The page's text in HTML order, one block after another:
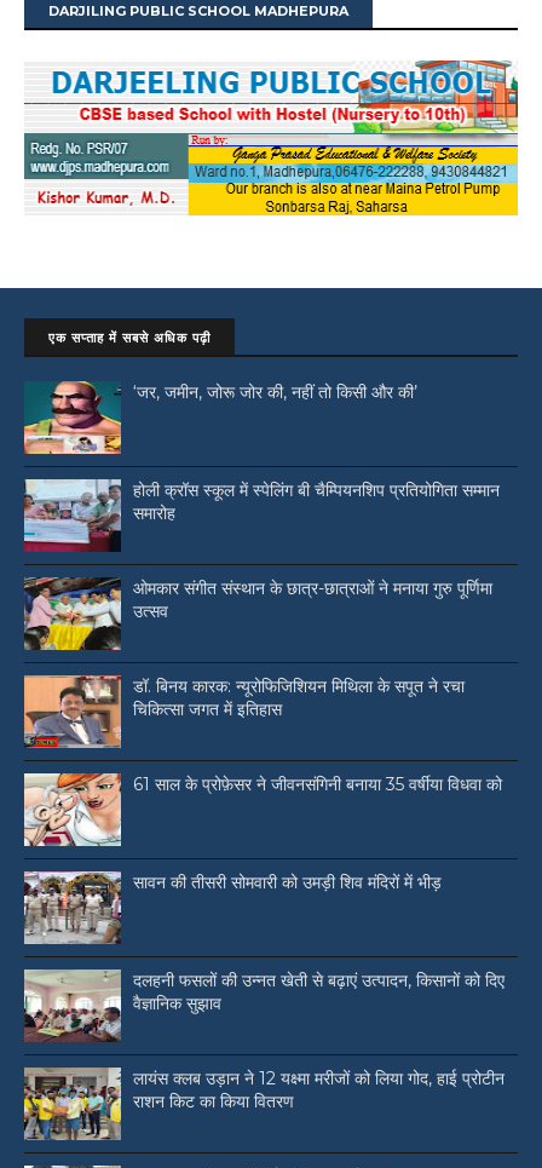
DARJILING PUBLIC SCHOOL MADHEPURA
एक सप्ताह में सबसे अधिक पढ़ी
‘जर, जमीन, जोरू जोर की, नहीं तो किसी और की’
होली क्रॉस स्कूल में स्पेलिंग बी चैम्पियनशिप प्रतियोगिता सम्मान
समारोह
ओमकार संगीत संस्थान के छात्र-छात्राओं ने मनाया गुरु पूर्णिमा
उत्सव
डॉ. बिनय कारक: न्यूरोफिजिशियन मिथिला के सपूत ने रचा
चिकित्सा जगत में इतिहास
61 साल के प्रोफ़ेसर ने जीवनसंगिनी बनाया 35 वर्षीया विधवा को
सावन की तीसरी सोमवारी को उमड़ी शिव मंदिरों में भीड़
दलहनी फसलों की उन्नत खेती से बढ़ाएं उत्पादन, किसानों को दिए
वैज्ञानिक सुझाव
लायंस क्लब उड़ान ने 12 यक्ष्मा मरीजों को लिया गोद, हाई प्रोटीन
राशन किट का किया वितरण